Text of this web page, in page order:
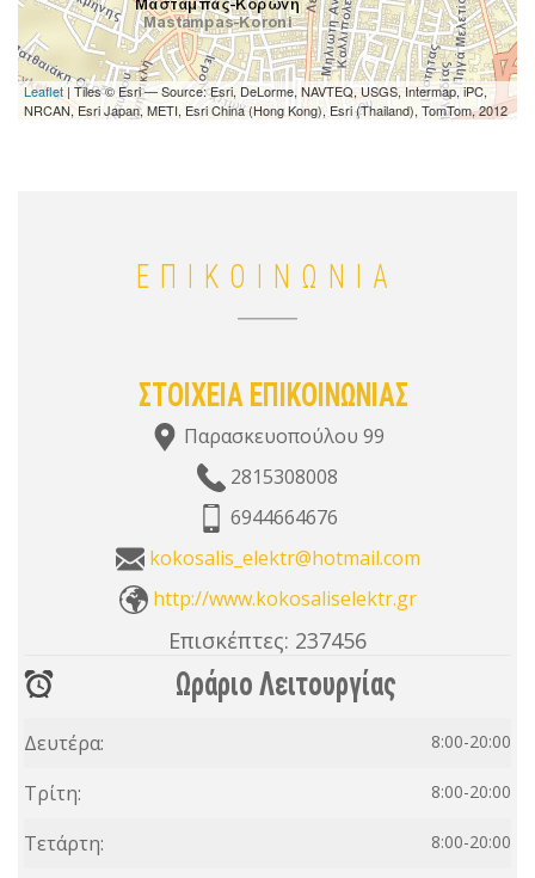
Leaflet| Tiles © Esri — Source: Esri, DeLorme, NAVTEQ, USGS, Intermap, iPC,
NRCAN, Esri Japan, METI, Esri China (Hong Kong), Esri (Thailand), TomTom, 2012
ΕΠΙΚΟΙΝΩΝΙΑ
ΣΤΟΙΧΕΙΑ ΕΠΙΚΟΙΝΩΝΙΑΣ
Παρασκευοπούλου 99
2815308008
6944664676
kokosalis_elektr@hotmail.com
http://www.kokosaliselektr.gr
Επισκέπτες: 237456
Ωράριο Λειτουργίας
Δευτέρα: 8:00-20:00
Τρίτη: 8:00-20:00
Τετάρτη: 8:00-20:00